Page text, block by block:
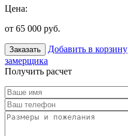
Цена:
от 65 000 руб.
Заказать Добавить в корзину
замерщика
Получить расчет